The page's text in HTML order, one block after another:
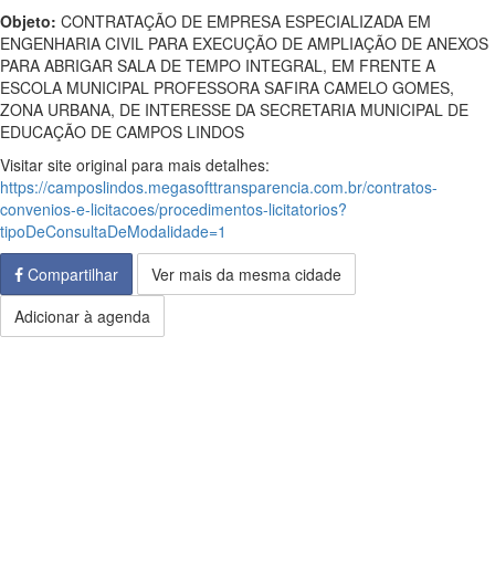
Objeto: CONTRATAÇÃO DE EMPRESA ESPECIALIZADA EM
ENGENHARIA CIVIL PARA EXECUÇÃO DE AMPLIAÇÃO DE ANEXOS
PARA ABRIGAR SALA DE TEMPO INTEGRAL, EM FRENTE A
ESCOLA MUNICIPAL PROFESSORA SAFIRA CAMELO GOMES,
ZONA URBANA, DE INTERESSE DA SECRETARIA MUNICIPAL DE
EDUCAÇÃO DE CAMPOS LINDOS
Visitar site original para mais detalhes:
https://camposlindos.megasofttransparencia.com.br/contratos-
convenios-e-licitacoes/procedimentos-licitatorios?
tipoDeConsultaDeModalidade=1
Compartilhar
Ver mais da mesma cidade
Adicionar à agenda